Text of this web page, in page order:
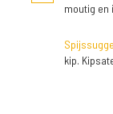
moutig en
kip.